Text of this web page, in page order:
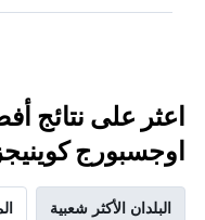
اعثر على نتائج
اوجسبورج
البلدان الأكثر شعبية